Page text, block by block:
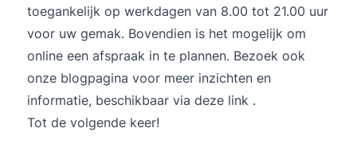
toegankelijk op werkdagen van 8.00 tot 21.00 uur
voor uw gemak. Bovendien is het mogelijk om
online een afspraak in te plannen. Bezoek ook
onze blogpagina voor meer inzichten en
informatie, beschikbaar via deze link .
Tot de volgende keer!